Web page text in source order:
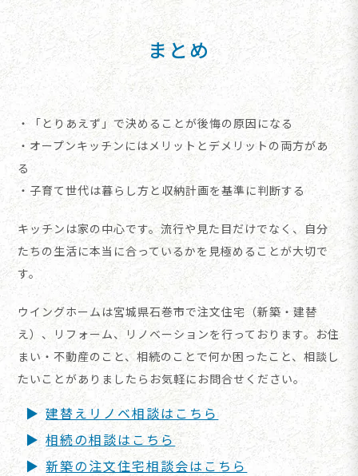
まとめ
・「とりあえず」で決めることが後悔の原因になる
・オープンキッチンにはメリットとデメリットの両方があ
る
・子育て世代は暮らし方と収納計画を基準に判断する
キッチンは家の中心です。流行や見た目だけでなく、自分
たちの生活に本当に合っているかを見極めることが大切で
す。
ウイングホームは宮城県石巻市で注文住宅（新築・建替
え）、リフォーム、リノベーションを行っております。お住
まい・不動産のこと、相続のことで何か困ったこと、相談し
たいことがありましたらお気軽にお問合せください。
建替えリノベ相談はこちら
相続の相談はこちら
新築の注文住宅相談会はこちら